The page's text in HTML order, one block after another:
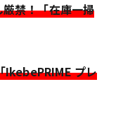
禁！「在庫一掃
プレ